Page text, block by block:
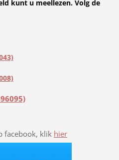
kunt u meellezen. Volg de
facebook, klik hier